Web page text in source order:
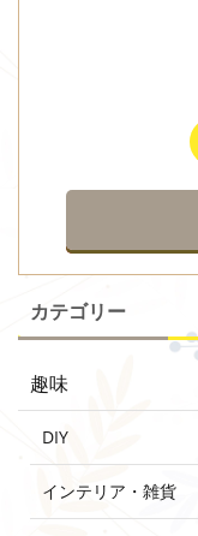
カテゴリー
趣味
DIY
インテリア・雑貨